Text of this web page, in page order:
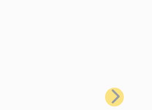
ପରବର୍ତ୍ତୀ